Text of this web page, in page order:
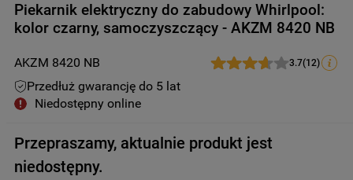
Piekarnik elektryczny do zabudowy Whirlpool:
kolor czarny, samoczyszczący - AKZM 8420 NB
AKZM 8420 NB 3.7(12)
Przedłuż gwarancję do 5 lat
Niedostępny online
Przepraszamy, aktualnie produkt jest
niedostępny.